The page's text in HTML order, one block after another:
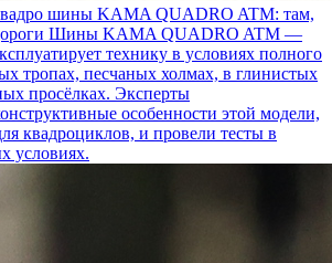
шины KAMA QUADRO ATM: там,
Шины KAMA QUADRO ATM —
технику в условиях полного
тропах, песчаных холмах, в глинистых
просёлках. Эксперты
особенности этой модели,
квадроциклов, и провели тесты в
условиях.